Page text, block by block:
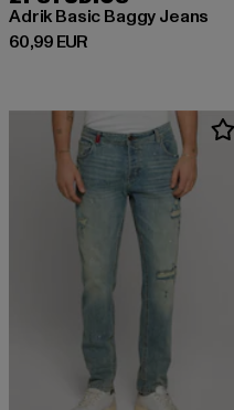
Adrik Basic Baggy Jeans
60,99 EUR
Derzeitiger Preis: 60,99 EUR